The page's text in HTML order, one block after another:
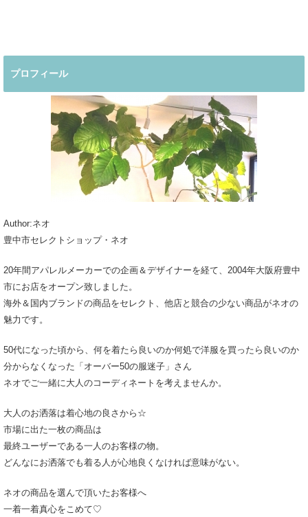
プロフィール
Author:ネオ
豊中市セレクトショップ・ネオ
20年間アパレルメーカーでの企画＆デザイナーを経て、2004年大阪府豊中
市にお店をオープン致しました。
海外＆国内ブランドの商品をセレクト、他店と競合の少ない商品がネオの
魅力です。
50代になった頃から、何を着たら良いのか何処で洋服を買ったら良いのか
分からなくなった「オーバー50の服迷子」さん
ネオでご一緒に大人のコーディネートを考えませんか。
大人のお洒落は着心地の良さから☆
市場に出た一枚の商品は
最終ユーザーである一人のお客様の物。
どんなにお洒落でも着る人が心地良くなければ意味がない。
ネオの商品を選んで頂いたお客様へ
一着一着真心をこめて♡